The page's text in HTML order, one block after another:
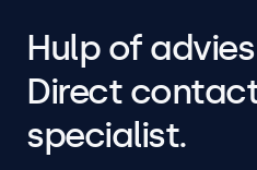
Hulp of
Direct
specialist.